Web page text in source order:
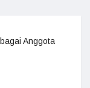
Anggota